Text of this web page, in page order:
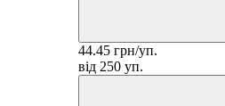
44.45 грн/уп.
від 250 уп.